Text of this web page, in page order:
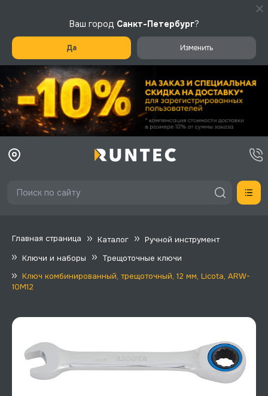
Ваш город Санкт-Петербург?
Да Изменить
Главная страница Каталог
Ручной инструмент
Ключи и наборы
Трещоточные ключи
Ключ комбинированный, трещоточный, 12 мм, Licota, ARW-
10M12